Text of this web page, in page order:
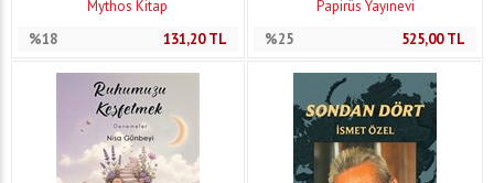
Mythos Kitap
%18
131,20TL
Papirüs Yayınevi
%25
525,00TL